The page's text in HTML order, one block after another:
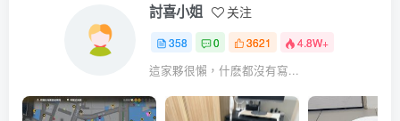
討喜小姐 关注
358 0 3621 4.8W+
這家夥很懶，什麽都沒有寫...